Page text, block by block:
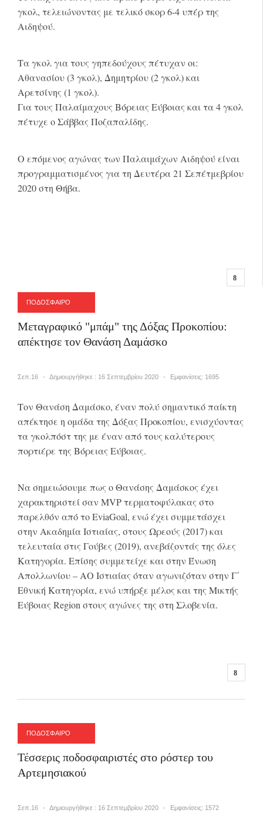
γκολ, τελειώνοντας με τελικό σκορ 6-4 υπέρ της
Αιδηψού.
Τα γκολ για τους γηπεδούχους πέτυχαν οι:
Αθανασίου (3 γκολ), Δημητρίου (2 γκολ) και
Αρετσίνης (1 γκολ).
Για τους Παλαίμαχους Βόρειας Εύβοιας και τα 4 γκολ
πέτυχε ο Σάββας Ποζαπαλίδης.
Ο επόμενος αγώνας των Παλαιμάχων Αιδηψού είναι
προγραμματισμένος για τη Δευτέρα 21 Σεπέτμεβρίου
2020 στη Θήβα.
ΠΟΔΟΣΦΑΙΡΟ
Μεταγραφικό "μπάμ" της Δόξας Προκοπίου:
απέκτησε τον Θανάση Δαμάσκο
Σεπ.16 Δημιουργήθηκε : 16 Σεπτεμβρίου 2020 Εμφανίσεις: 1695
Τον Θανάση Δαμάσκο, έναν πολύ σημαντικό παίκτη
απέκτησε η ομάδα της Δόξας Προκοπίου, ενισχύοντας
τα γκολπόστ της με έναν από τους καλύτερους
πορτιέρε της Βόρειας Εύβοιας.
Να σημειώσουμε πως ο Θανάσης Δαμάσκος έχει
χαρακτηριστεί σαν MVP τερματοφύλακας στο
παρελθόν από το EviaGoal, ενώ έχει συμμετάσχει
στην Ακαδημία Ιστιαίας, στους Ωρεούς (2017) και
τελευταία στις Γούβες (2019), ανεβάζοντάς της όλες
Κατηγορία. Επίσης συμμετείχε και στην Ένωση
Απολλωνίου – ΑΟ Ιστιαίας όταν αγωνιζόταν στην Γ΄
Εθνική Κατηγορία, ενώ υπήρξε μέλος και της Μικτής
Εύβοιας Region στους αγώνες της στη Σλοβενία.
ΠΟΔΟΣΦΑΙΡΟ
Τέσσερις ποδοσφαιριστές στο ρόστερ του
Αρτεμησιακού
Σεπ.16 Δημιουργήθηκε : 16 Σεπτεμβρίου 2020 Εμφανίσεις: 1572